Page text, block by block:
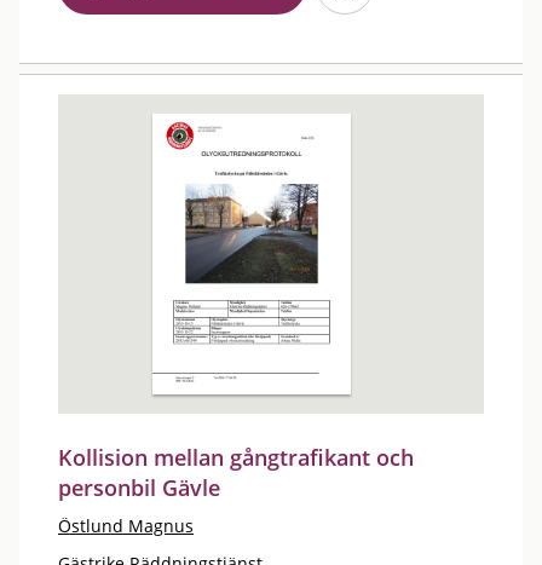
Kollision mellan gångtrafikant och
personbil Gävle
Östlund Magnus